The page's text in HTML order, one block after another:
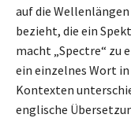
auf die
bezieht, die ein
macht „Spectre“ zu
ein einzelnes Wort
Kontexten
englische